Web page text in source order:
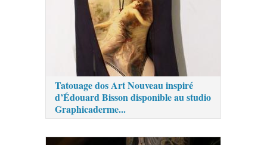
Tatouage dos Art Nouveau inspiré
d’Édouard Bisson disponible au studio
Graphicaderme...